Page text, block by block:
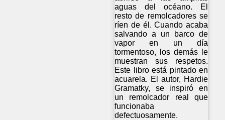
aguas del océano. El
resto de remolcadores se
ríen de él. Cuando acaba
salvando a un barco de
vapor en un día
tormentoso, los demás le
muestran sus respetos.
Este libro está pintado en
acuarela. El autor, Hardie
Gramatky, se inspiró en
un remolcador real que
funcionaba
defectuosamente.